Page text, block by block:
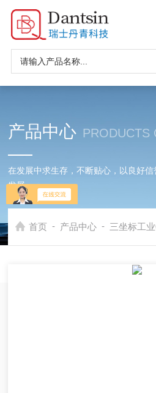
产品中心 PRODUCTS
在发展中求生存，不断贴心，以良好
发展
首页 - 产品中心 - 三坐标工